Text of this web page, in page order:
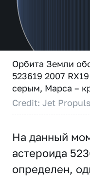
Орбита Земли
523619 2007
серым, Марса –
Credit: Jet
На данный
астероида
определен,